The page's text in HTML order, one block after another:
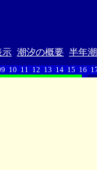
示 潮汐の概要 半年
10 11 12 13 14 15 16